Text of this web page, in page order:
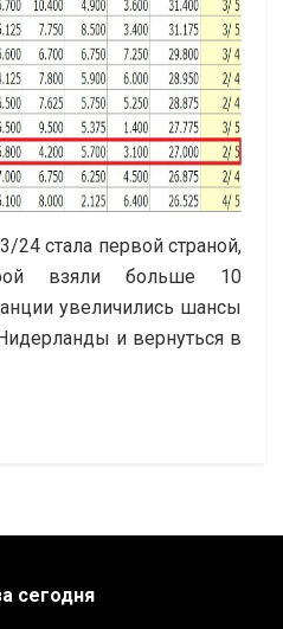
24 стала первой страной,
взяли больше 10
увеличились шансы
и вернуться в
сегодня